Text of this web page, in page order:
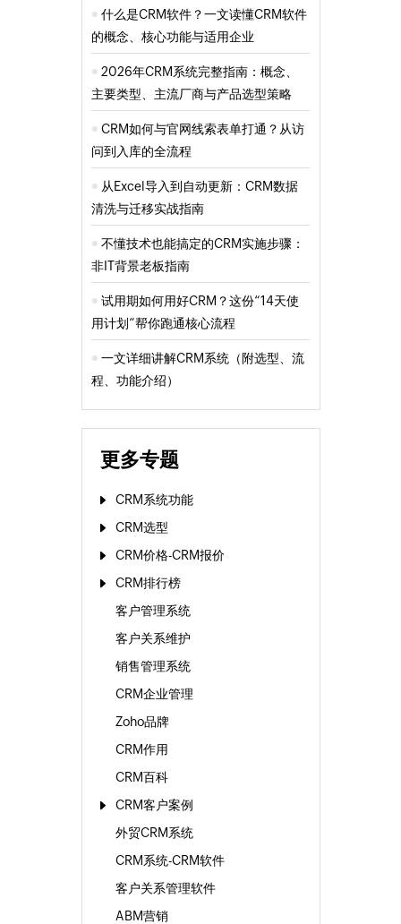
什么是CRM软件？一文读懂CRM软件
的概念、核心功能与适用企业
2026年CRM系统完整指南：概念、
主要类型、主流厂商与产品选型策略
CRM如何与官网线索表单打通？从访
问到入库的全流程
从Excel导入到自动更新：CRM数据
清洗与迁移实战指南
不懂技术也能搞定的CRM实施步骤：
非IT背景老板指南
试用期如何用好CRM？这份“14天使
用计划”帮你跑通核心流程
一文详细讲解CRM系统（附选型、流
程、功能介绍）
更多专题
CRM系统功能
CRM选型
CRM价格-CRM报价
CRM排行榜
客户管理系统
客户关系维护
销售管理系统
CRM企业管理
Zoho品牌
CRM作用
CRM百科
CRM客户案例
外贸CRM系统
CRM系统-CRM软件
客户关系管理软件
ABM营销